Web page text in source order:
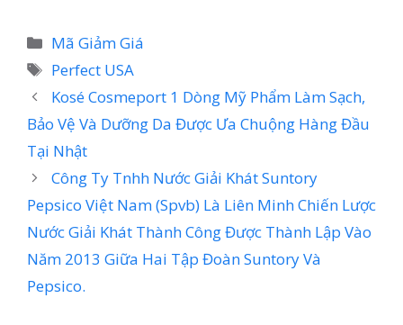
Danh
mục
Mã Giảm Giá
Thẻ
Perfect USA
Kosé Cosmeport 1 Dòng Mỹ Phẩm Làm Sạch,
Bảo Vệ Và Dưỡng Da Được Ưa Chuộng Hàng Đầu
Tại Nhật
Công Ty Tnhh Nước Giải Khát Suntory
Pepsico Việt Nam (Spvb) Là Liên Minh Chiến Lược
Nước Giải Khát Thành Công Được Thành Lập Vào
Năm 2013 Giữa Hai Tập Đoàn Suntory Và
Pepsico.